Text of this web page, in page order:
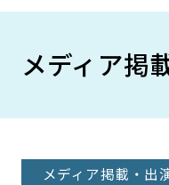
メディア掲
メディア掲載・出